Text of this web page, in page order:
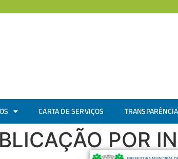
CARTA DE SERVIÇOS TRANSPARÊNCIA
POR